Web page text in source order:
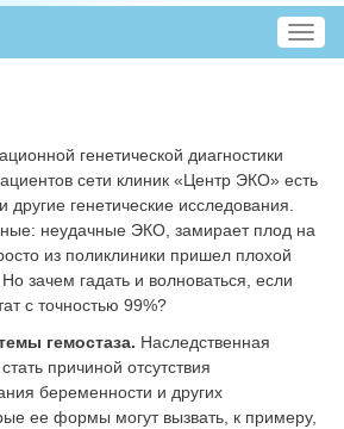
T
o
n
v
генетической диагностики
сети клиник «Центр ЭКО» есть
другие генетические исследования.
неудачные ЭКО, замирает плод на
из поликлиники пришел плохой
Но зачем гадать и волноваться, если
с точностью 99%?
гемостаза. Наследственная
причиной отсутствия
беременности и других
ее формы могут вызвать, к примеру,